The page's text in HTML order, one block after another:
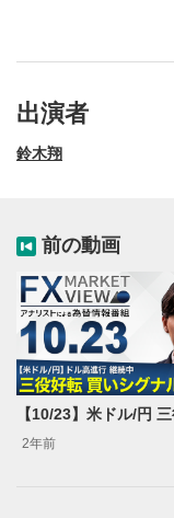
1
動画再生エ
出演者
鈴木翔
前の動画
2年前